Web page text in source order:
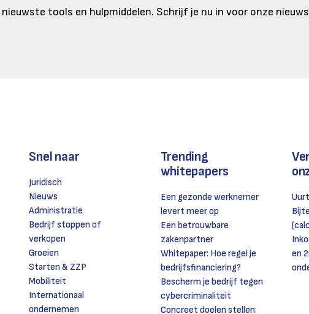
tools en hulpmiddelen. Schrijf je nu in voor onze
Snel naar
Juridisch
Nieuws
Administratie
Bedrijf stoppen of
verkopen
Groeien
Starten & ZZP
Mobiliteit
Internationaal
ondernemen
Trending
whitepapers
Een gezonde werknemer
levert meer op
Een betrouwbare
zakenpartner
Whitepaper: Hoe regel je
bedrijfsfinanciering?
Bescherm je bedrijf tegen
cybercriminaliteit
Concreet doelen stellen:
en